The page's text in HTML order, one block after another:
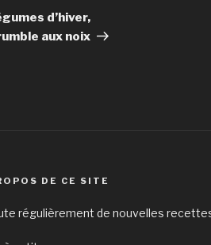
d’hiver,
aux noix
DE CE SITE
régulièrement de nouvelles